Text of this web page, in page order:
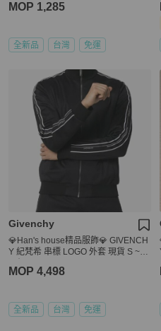
MOP 1,285
全新品 台灣 免運
Givenchy
💎Han's house精品服飾💎 GIVENCH
Y 紀梵希 串標 LOGO 外套 現貨 S ~M
MOP 4,498
全新品 台灣 免運